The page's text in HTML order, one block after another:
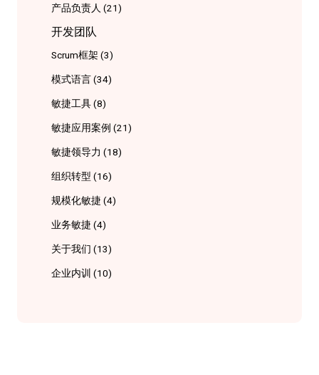
产品负责人(21)
开发团队
Scrum框架 (3)
模式语言(34)
敏捷工具(8)
敏捷应用案例 (21)
敏捷领导力 (18)
组织转型 (16)
规模化敏捷(4)
业务敏捷(4)
关于我们 (13)
企业内训 (10)